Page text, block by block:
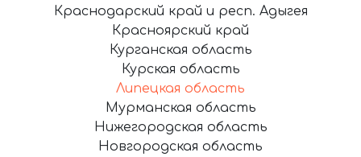
Краснодарский край и респ. Адыгея
Красноярский край
Курганская область
Курская область
Липецкая область
Мурманская область
Нижегородская область
Новгородская область